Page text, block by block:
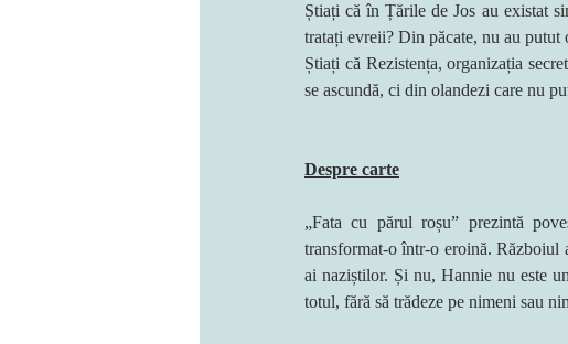
Știați că în Țările de Jos au existat
tratați evreii? Din păcate, nu au
Știați că Rezistența, organizația
se ascundă, ci din olandezi care nu
Despre carte
„Fata cu părul roșu” prezintă
transformat-o într-o eroină. Războiul
ai naziștilor. Și nu, Hannie nu este
totul, fără să trădeze pe nimeni sau